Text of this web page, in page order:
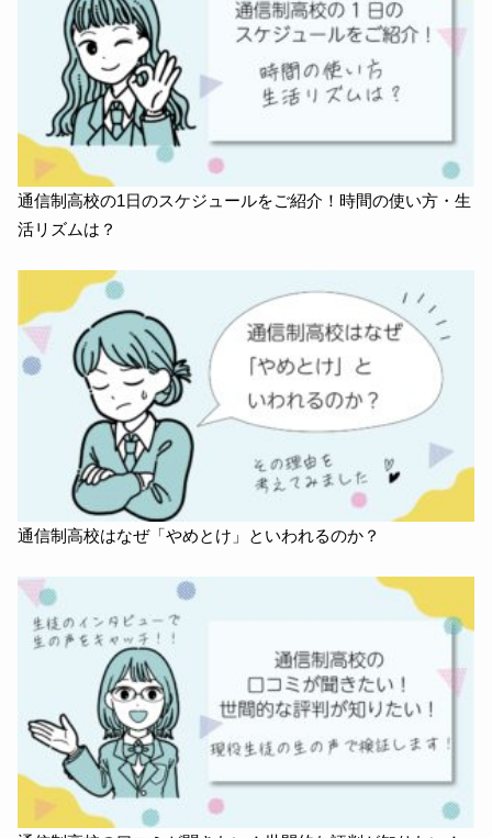
通信制高校の1日のスケジュールをご紹介！時間の使い方・生
活リズムは？
通信制高校はなぜ「やめとけ」といわれるのか？